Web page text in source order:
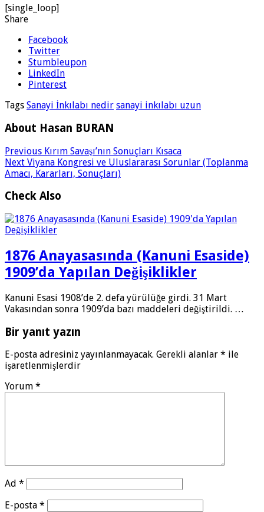
[single_loop]
Share
Facebook
Twitter
Stumbleupon
LinkedIn
Pinterest
Tags Sanayi İnkılabı nedir sanayi inkılabı uzun
About Hasan BURAN
Previous Kırım Savaşı’nın Sonuçları Kısaca
Next Viyana Kongresi ve Uluslararası Sorunlar (Toplanma
Amacı, Kararları, Sonuçları)
Check Also
1876 Anayasasında (Kanuni Esaside)
1909’da Yapılan Değişiklikler
Kanuni Esasi 1908’de 2. defa yürülüğe girdi. 31 Mart
Vakasından sonra 1909’da bazı maddeleri değiştirildi. …
Bir yanıt yazın
E-posta adresiniz yayınlanmayacak. Gerekli alanlar * ile
işaretlenmişlerdir
Yorum *
Ad *
E-posta *